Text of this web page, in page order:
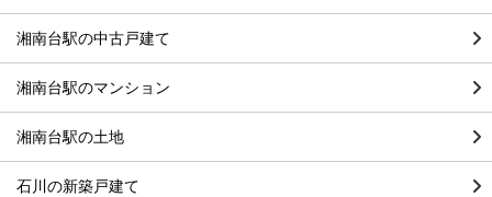
湘南台駅の中古戸建て
湘南台駅のマンション
湘南台駅の土地
石川の新築戸建て